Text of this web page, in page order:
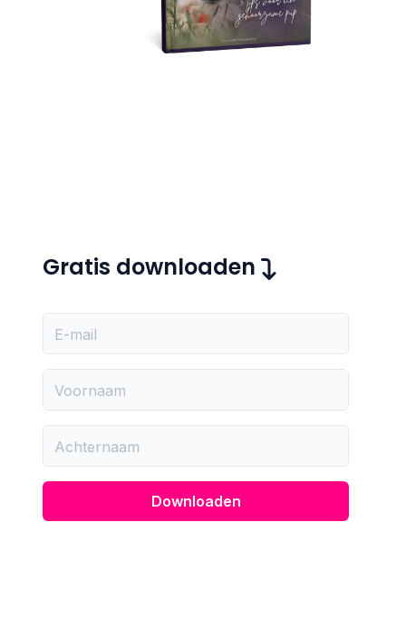
Gratis downloaden
E-mail
Voornaam
Achternaam
Downloaden